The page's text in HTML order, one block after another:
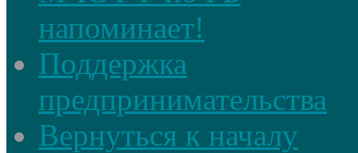
напоминает!
Поддержка
предпринимательства
Вернуться к началу